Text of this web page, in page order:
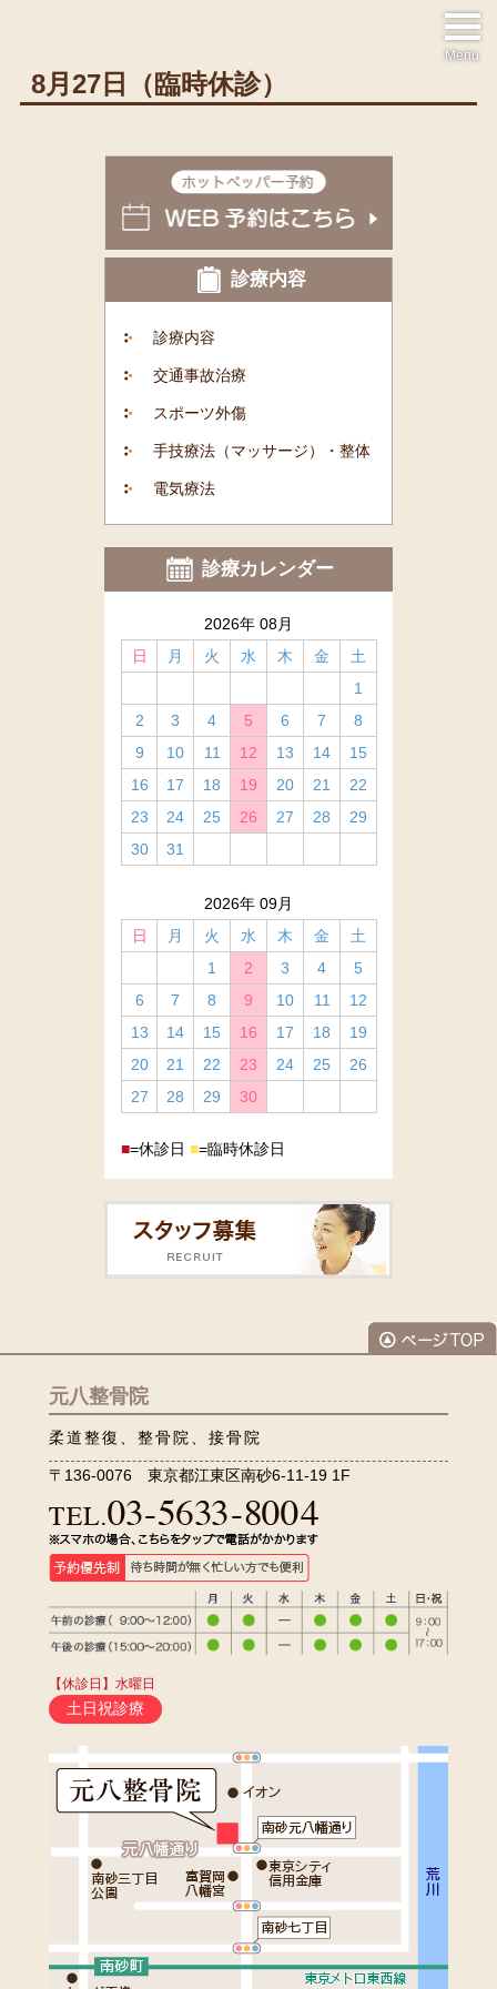
Menu
8月27日（臨時休診）
診療内容
診療内容
交通事故治療
スポーツ外傷
手技療法（マッサージ）・整体
電気療法
診療カレンダー
2026年 08月
日
月 火 水 木 金
土
1
2
3 4 5 6 7
8
9
10 11 12 13 14
15
16
17 18 19 20 21
22
23
24 25 26 27 28
29
30
31
2026年 09月
日
月 火 水 木 金
土
1
2 3 4
5
6
7 8 9 10 11
12
13
14 15 16 17 18
19
20
21 22 23 24 25
26
27
28 29 30
■=休診日 ■=臨時休診日
元八整骨院
柔道整復、整骨院、接骨院
〒136-0076 東京都江東区南砂6-11-19 1F
【休診日】水曜日
土日祝診療